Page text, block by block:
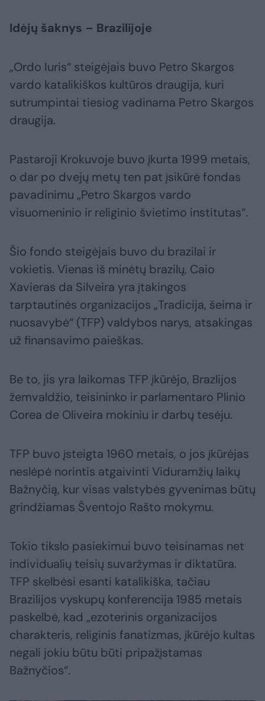
Idėjų šaknys – Brazilijoje
„Ordo Iuris“ steigėjais buvo Petro Skargos
vardo katalikiškos kultūros draugija, kuri
sutrumpintai tiesiog vadinama Petro Skargos
draugija.
Pastaroji Krokuvoje buvo įkurta 1999 metais,
o dar po dvejų metų ten pat įsikūrė fondas
pavadinimu „Petro Skargos vardo
visuomeninio ir religinio švietimo institutas“.
Šio fondo steigėjais buvo du brazilai ir
vokietis. Vienas iš minėtų brazilų, Caio
Xavieras da Silveira yra įtakingos
tarptautinės organizacijos „Tradicija, šeima ir
nuosavybė“ (TFP) valdybos narys, atsakingas
už finansavimo paieškas.
Be to, jis yra laikomas TFP įkūrėjo, Brazlijos
žemvaldžio, teisininko ir parlamentaro Plinio
Corea de Oliveira mokiniu ir darbų tesėju.
TFP buvo įsteigta 1960 metais, o jos įkūrėjas
neslėpė norintis atgaivinti Viduramžių laikų
Bažnyčią, kur visas valstybės gyvenimas būtų
grindžiamas Šventojo Rašto mokymu.
Tokio tikslo pasiekimui buvo teisinamas net
individualių teisių suvaržymas ir diktatūra.
TFP skelbėsi esanti katalikiška, tačiau
Brazilijos vyskupų konferencija 1985 metais
paskelbė, kad „ezoterinis organizacijos
charakteris, religinis fanatizmas, įkūrėjo kultas
negali jokiu būtu būti pripažįstamas
Bažnyčios“.